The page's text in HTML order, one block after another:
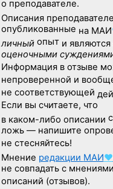
о преподавателе.
Описания
опубликованные на МАИ
личныйопыт и являются
оценочными
Информация в отзыве
непроверенной и
не соответствующей
Если вы считаете, что
в каком-либо описании
ложь — напишите
не стесняйтесь!
Мнение редакции МАИ♥
не совпадать с
описаний (отзывов).